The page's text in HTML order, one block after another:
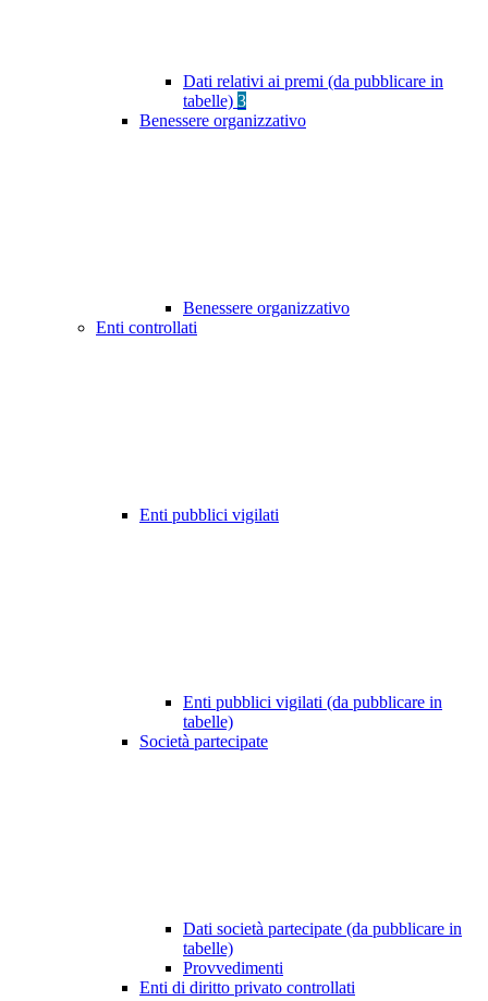
Dati relativi ai premi (da pubblicare in
tabelle) 3
Benessere organizzativo
Benessere organizzativo
Enti controllati
Enti pubblici vigilati
Enti pubblici vigilati (da pubblicare in
tabelle)
Società partecipate
Dati società partecipate (da pubblicare in
tabelle)
Provvedimenti
Enti di diritto privato controllati